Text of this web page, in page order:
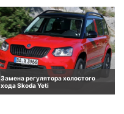
Замена регулятора холостого
хода Skoda Yeti